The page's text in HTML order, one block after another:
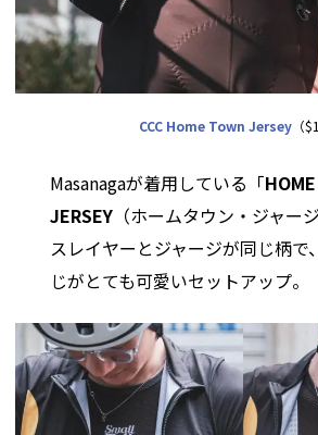
CCC Home Town Jersey（
Masanagaが着用している「
JERSEY （ホームタウン・ジャー
スレイヤーとジャージが同じ柄で
じがとても可愛いセットアップ。